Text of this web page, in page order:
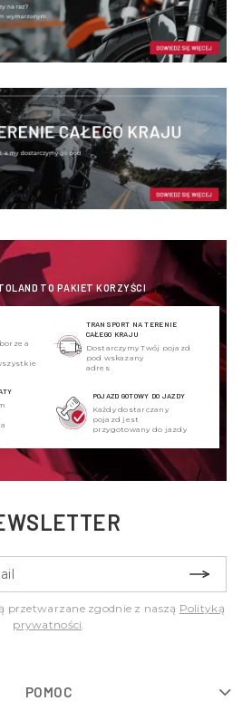
TO PAKIET KORZYŚCI
a
TRANSPORT NA TERENIE
CAŁEGO KRAJU
Dostarczymy Twój pojazd
pod wskazany
adres
POJAZD GOTOWY DO JAZDY
Każdy dostarczany
pojazd jest
przygotowany do jazdy
przetwarzane zgodnie z naszą Polityką
prywatności
POMOC